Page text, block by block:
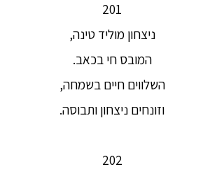
201
ניצחון מוליד טינה,
המובס חי בכאב.
השלווים חיים בשמחה,
וזונחים ניצחון ותבוסה.
202